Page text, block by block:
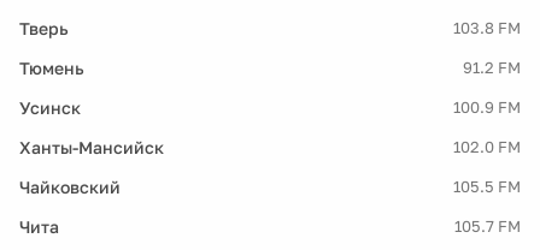
Тверь 103.8 FM
Тюмень 91.2 FM
Усинск 100.9 FM
Ханты-Мансийск 102.0 FM
Чайковский 105.5 FM
Чита 105.7 FM